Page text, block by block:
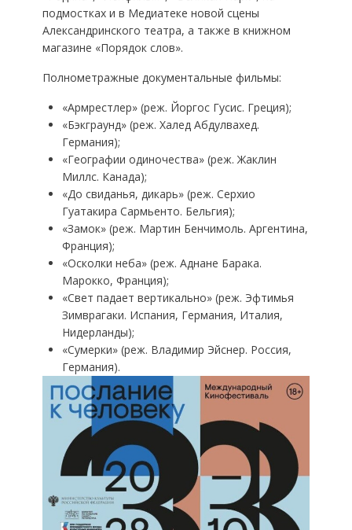
подмостках и в Медиатеке новой сцены
Александринского театра, а также в книжном
магазине «Порядок слов».
Полнометражные документальные фильмы:
«Армрестлер» (реж. Йоргос Гусис. Греция);
«Бэкграунд» (реж. Халед Абдулвахед.
Германия);
«Географии одиночества» (реж. Жаклин
Миллс. Канада);
«До свиданья, дикарь» (реж. Серхио
Гуатакира Сармьенто. Бельгия);
«Замок» (реж. Мартин Бенчимоль. Аргентина,
Франция);
«Осколки неба» (реж. Аднане Барака.
Марокко, Франция);
«Свет падает вертикально» (реж. Эфтимья
Зимврагаки. Испания, Германия, Италия,
Нидерланды);
«Сумерки» (реж. Владимир Эйснер. Россия,
Германия).